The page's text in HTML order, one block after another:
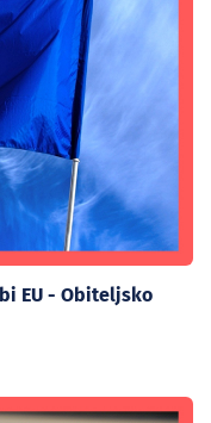
EU - Obiteljsko